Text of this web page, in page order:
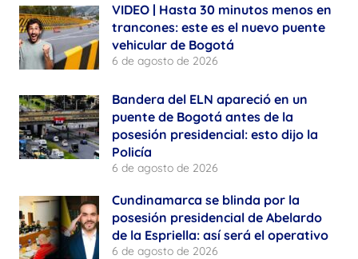
VIDEO | Hasta 30 minutos menos en
trancones: este es el nuevo puente
vehicular de Bogotá
6 de agosto de 2026
Bandera del ELN apareció en un
puente de Bogotá antes de la
posesión presidencial: esto dijo la
Policía
6 de agosto de 2026
Cundinamarca se blinda por la
posesión presidencial de Abelardo
de la Espriella: así será el operativo
6 de agosto de 2026